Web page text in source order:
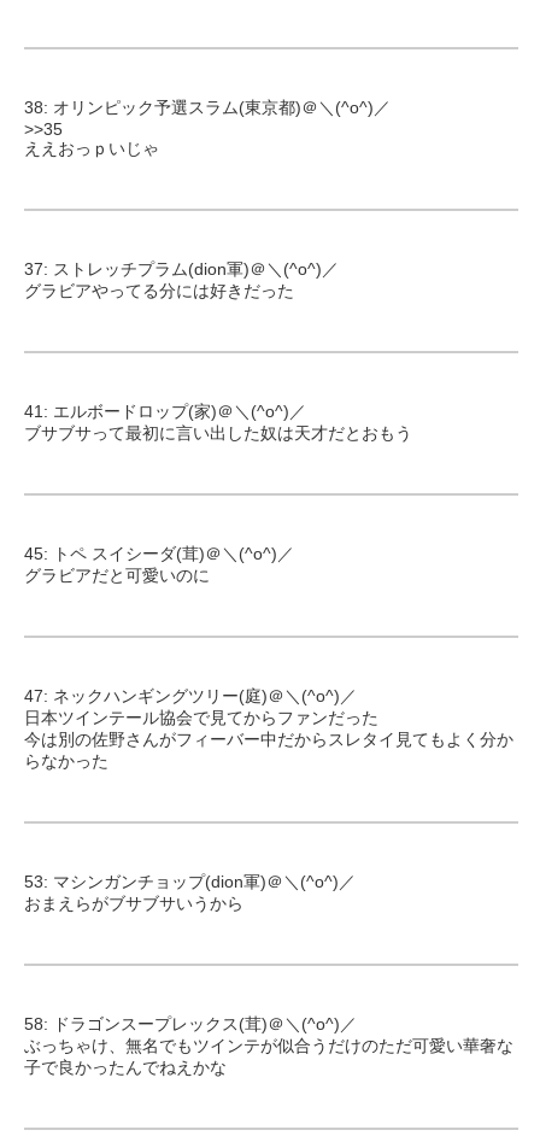
38: オリンピック予選スラム(東京都)＠＼(^o^)／
>>35
ええおっｐいじゃ
37: ストレッチプラム(dion軍)＠＼(^o^)／
グラビアやってる分には好きだった
41: エルボードロップ(家)＠＼(^o^)／
ブサブサって最初に言い出した奴は天才だとおもう
45: トペ スイシーダ(茸)＠＼(^o^)／
グラビアだと可愛いのに
47: ネックハンギングツリー(庭)＠＼(^o^)／
日本ツインテール協会で見てからファンだった
今は別の佐野さんがフィーバー中だからスレタイ見てもよく分か
らなかった
53: マシンガンチョップ(dion軍)＠＼(^o^)／
おまえらがブサブサいうから
58: ドラゴンスープレックス(茸)＠＼(^o^)／
ぶっちゃけ、無名でもツインテが似合うだけのただ可愛い華奢な
子で良かったんでねえかな